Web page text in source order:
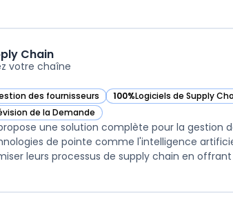
Chain
votre chaîne
des fournisseurs
dans cette catégorie100%Logiciels de Supply
— voir IBM Supply Chain
de la Demande
dans cette catégorie
une solution complète pour la
de pointe comme l'intelligence
leurs processus de supply chain en